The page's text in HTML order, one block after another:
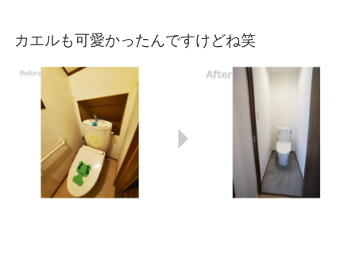
カエルも可愛かったんですけどね笑